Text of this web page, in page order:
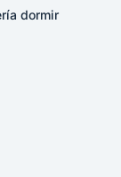
dormir